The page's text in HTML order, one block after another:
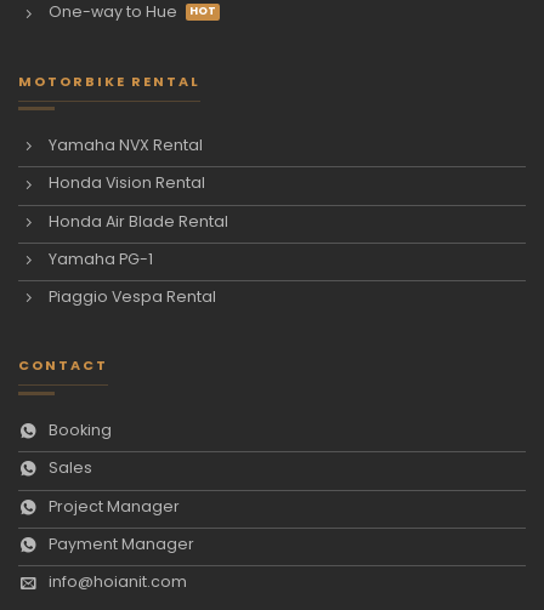
One-way to Hue
MOTORBIKE RENTAL
Yamaha NVX Rental
Honda Vision Rental
Honda Air Blade Rental
Yamaha PG-1
Piaggio Vespa Rental
CONTACT
Booking
Sales
Project Manager
Payment Manager
info@hoianit.com